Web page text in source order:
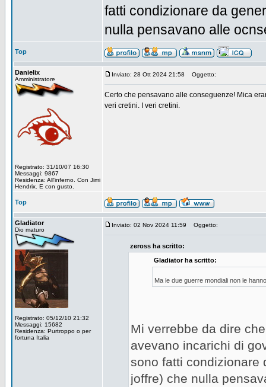
fatti condizionare da
nulla pensavano alle
Top
Danielix
Amministratore
Registrato: 31/10/07 16:30
Messaggi: 9867
Residenza: All'inferno. Con Jimi
Hendrix. E con gusto.
Inviato: 28 Ott 2024 21:58 Oggetto:
Certo che pensavano alle conseguenze! Mica
veri cretini. I veri cretini.
Top
Gladiator
Dio maturo
Registrato: 05/12/10 21:32
Messaggi: 15682
Residenza: Purtroppo o per
fortuna Italia
Inviato: 02 Nov 2024 11:59 Oggetto:
zeross ha scritto:
Gladiator ha scritto:
Ma le due guerre mondiali non le
Mi verrebbe da dire
avevano incarichi di
sono fatti condizionare
joffre) che nulla